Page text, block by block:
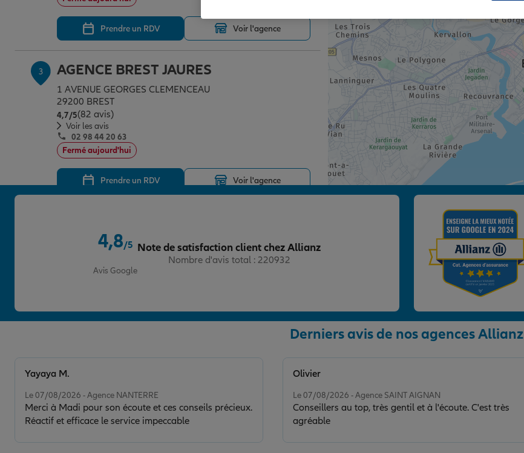
Prendre un RDV Voir l'agence
3 AGENCE BREST JAURES
1 AVENUE GEORGES CLEMENCEAU
29200 BREST
4,7/5Note de 4.7 sur 5
(82 avis)
Voir les avis
02 98 44 20 63
Fermé aujourd'hui
Prendre un RDV Voir l'agence
42 RUE ALFRED DE MUSSET
29200 BREST
07 62 09 52 46
Fermé aujourd'hui
4,8/5
Avis Google
Note de satisfaction client chez Allianz
Nombre d'avis total : 220932
Derniers avis de nos agences Allianz
Le 07/08/2026 - Agence NANTERRE
Merci à Madi pour son écoute et ces conseils précieux.
Réactif et efficace le service impeccable
Yayaya M.
Le 07/08/2026 - Agence SAINT AIGNAN
Conseillers au top, très gentil et à l'écoute. C'est très
agréable
Olivier